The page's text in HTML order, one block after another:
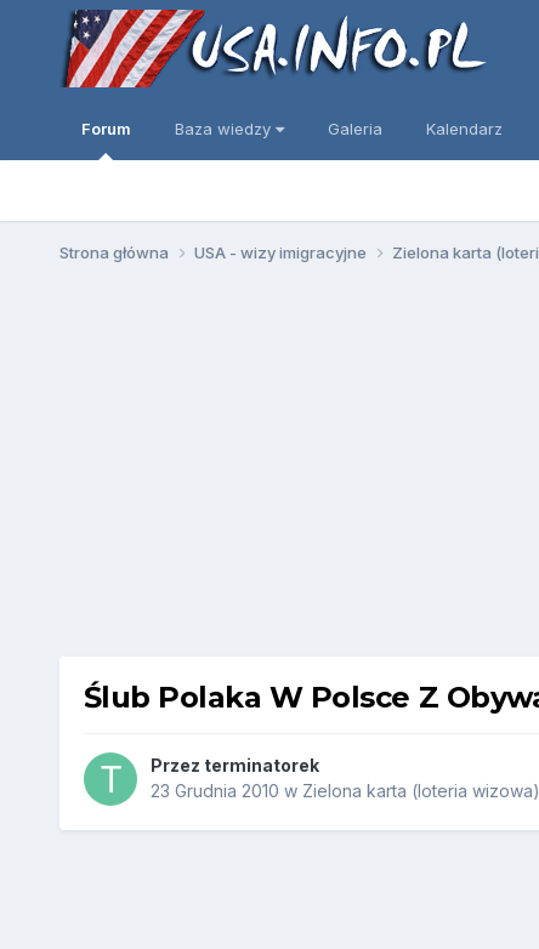
Forum Baza wiedzy Galeria Kalendarz
Strona główna USA - wizy imigracyjne Zielona karta
Ślub Polaka W Polsce Z
Przez terminatorek
23 Grudnia 2010 w Zielona karta (loteria wizowa)